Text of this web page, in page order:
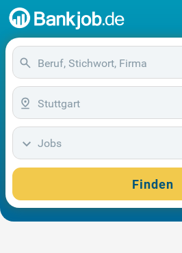
Jobs
Finden